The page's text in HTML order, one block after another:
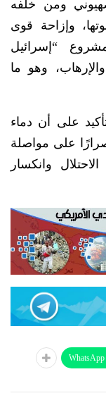
ومن خلفه
وإزاحة قوى
“إسرائيل
وهو ما
على أن دماء
على مواصلة
وانكسار
WhatsApp